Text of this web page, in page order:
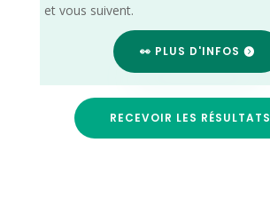
et vous suivent.
👀 PLUS D'INFOS
RECEVOIR LES RÉSULTATS